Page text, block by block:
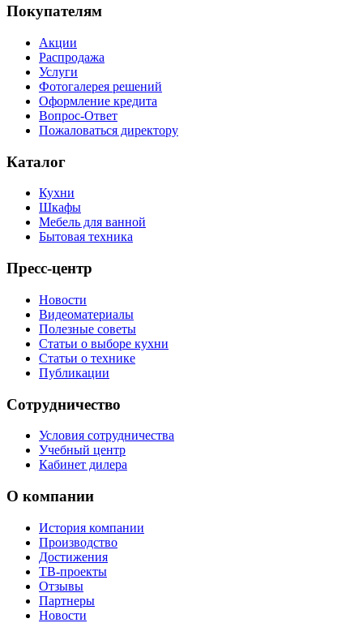
Покупателям
Акции
Распродажа
Услуги
Фотогалерея решений
Оформление кредита
Вопрос-Ответ
Пожаловаться директору
Каталог
Кухни
Шкафы
Мебель для ванной
Бытовая техника
Пресс-центр
Новости
Видеоматериалы
Полезные советы
Статьи о выборе кухни
Статьи о технике
Публикации
Сотрудничество
Условия сотрудничества
Учебный центр
Кабинет дилера
О компании
История компании
Производство
Достижения
ТВ-проекты
Отзывы
Партнеры
Новости